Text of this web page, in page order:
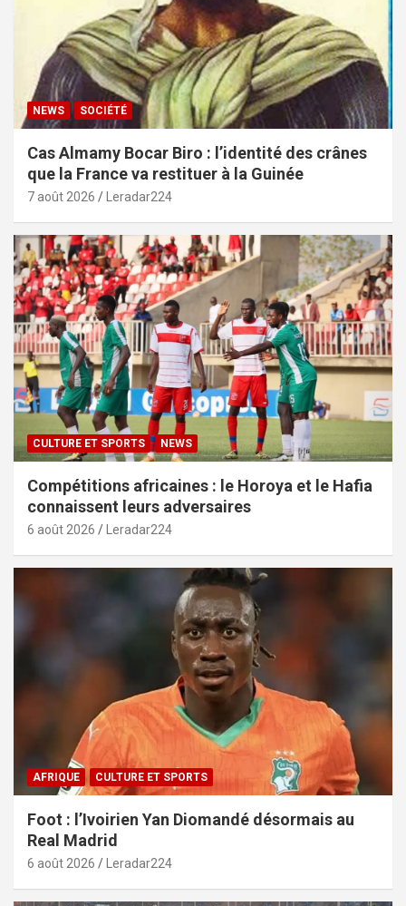
NEWS SOCIÉTÉ
Cas Almamy Bocar Biro : l’identité des crânes
que la France va restituer à la Guinée
7 août 2026 Leradar224
CULTURE ET SPORTS NEWS
Compétitions africaines : le Horoya et le Hafia
connaissent leurs adversaires
6 août 2026 Leradar224
AFRIQUE CULTURE ET SPORTS
Foot : l’Ivoirien Yan Diomandé désormais au
Real Madrid
6 août 2026 Leradar224